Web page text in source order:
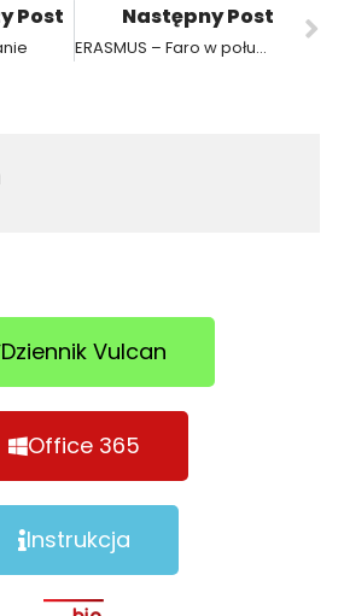
Post Następny Post
ERASMUS – Faro w południowej Portugalii jest naprawdę przepiękne.
Dziennik Vulcan
Office 365
Instrukcja